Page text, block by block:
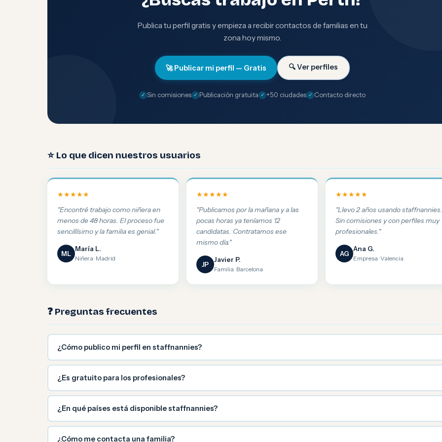
Publica tu perfil gratis y empieza a recibir contactos de familias en tu
zona hoy mismo.
🚀 Publicar mi perfil — Gratis 🔍 Ver perfiles
Sin comisiones Publicación gratuita +50 ciudades Contacto directo
⭐ Lo que dicen nuestros usuarios
★★★★★
"Encontré trabajo como niñera en
menos de 48 horas. El proceso fue
sencillísimo y la familia es genial."
ML
María L.
Niñera · Madrid
★★★★★
"Publicamos por la mañana y a las
pocas horas ya teníamos 12
candidatas. Contratamos ese
mismo día."
JP
Javier P.
Familia · Barcelona
★★★★★
"Llevo 2 años usando staffnannies.
Sin comisiones y con perfiles muy
profesionales."
AG
Ana G.
Empresa · Valencia
❓ Preguntas frecuentes
¿Cómo publico mi perfil en staffnannies?
¿Es gratuito para los profesionales?
¿En qué países está disponible staffnannies?
¿Cómo me contacta una familia?